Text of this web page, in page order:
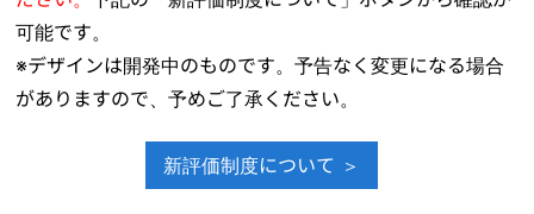
可能です。
※デザインは開発中のものです。予告なく変更になる場合
がありますので、予めご了承ください。
新評価制度について ＞